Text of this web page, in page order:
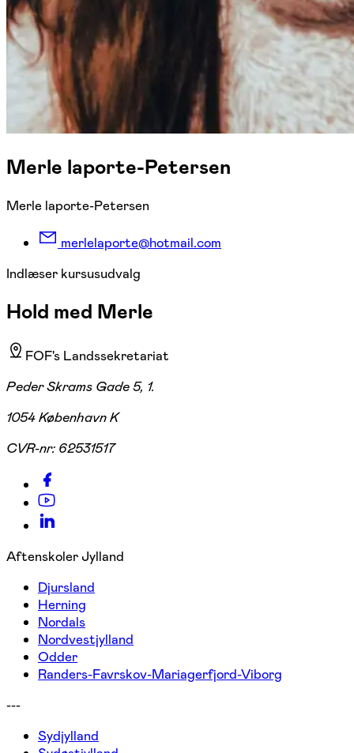
Merle laporte-Petersen
Merle laporte-Petersen
merlelaporte@hotmail.com
Indlæser kursusudvalg
Hold med Merle
FOF's Landssekretariat
Peder Skrams Gade 5, 1.
1054 København K
CVR-nr: 62531517
Aftenskoler Jylland
Djursland
Herning
Nordals
Nordvestjylland
Odder
Randers-Favrskov-Mariagerfjord-Viborg
---
Sydjylland